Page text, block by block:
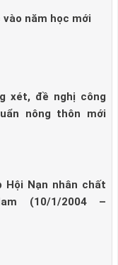
năm học mới
xét, đề nghị công
nông thôn mới
Hội Nạn nhân chất
(10/1/2004 –